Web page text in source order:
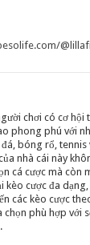
chơi có cơ
phong phú với
bóng rổ, tennis
nhà cái này
cá cược mà còn
kèo cược đa
các kèo cược
chọn phù hợp với